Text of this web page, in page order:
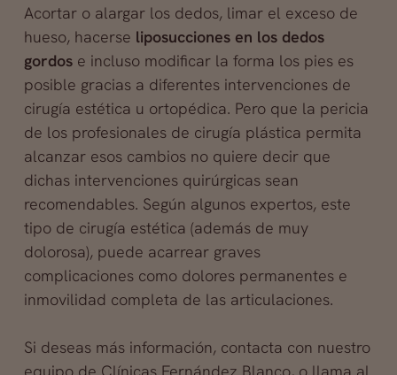
Acortar o alargar los dedos, limar el exceso de
hueso, hacerse liposucciones en los dedos
gordose incluso modificar la forma los pies es
posible gracias a diferentes intervenciones de
cirugía estética u ortopédica. Pero que la pericia
de los profesionales de cirugía plástica permita
alcanzar esos cambios no quiere decir que
dichas intervenciones quirúrgicas sean
recomendables. Según algunos expertos, este
tipo de cirugía estética (además de muy
dolorosa), puede acarrear graves
complicaciones como dolores permanentes e
inmovilidad completa de las articulaciones.
Si deseas más información, contacta con nuestro